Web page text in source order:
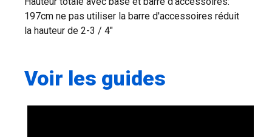
197cm ne pas utiliser la barre d'accessoires réduit
la hauteur de 2-3 / 4"
Voir les guides